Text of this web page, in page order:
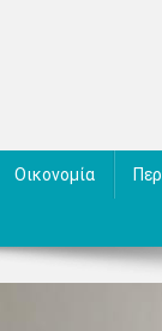
Οικονομία